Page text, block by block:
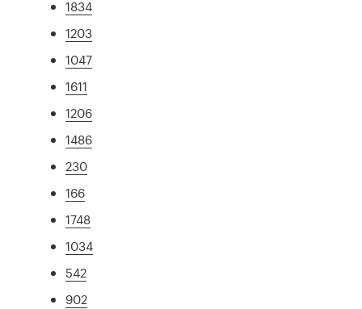
1834
1203
1047
1611
1206
1486
230
166
1748
1034
542
902